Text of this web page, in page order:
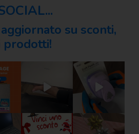
su sconti,
prodotti!